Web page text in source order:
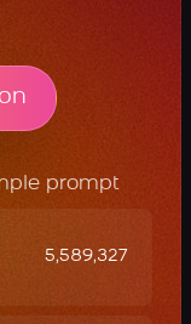
prompt
5,589,327